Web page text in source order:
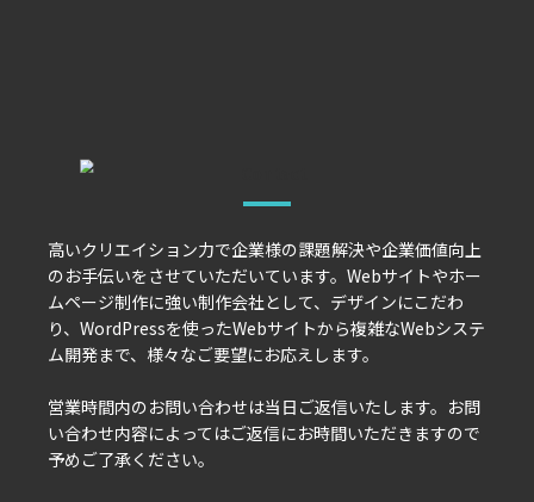
高いクリエイション力で企業様の課題解決や企業価値向上
のお手伝いをさせていただいています。Webサイトやホー
ムページ制作に強い制作会社として、デザインにこだわ
り、WordPressを使ったWebサイトから複雑なWebシステ
ム開発まで、様々なご要望にお応えします。
営業時間内のお問い合わせは当日ご返信いたします。お問
い合わせ内容によってはご返信にお時間いただきますので
予めご了承ください。